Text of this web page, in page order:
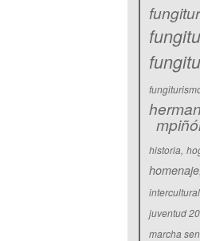
historia
homenaje
juventud
marcha